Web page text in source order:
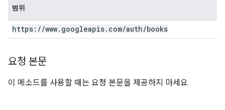
범위
https: //www. googleapis. com/auth/books
요청 본문
이 메소드를 사용할 때는 요청 본문을 제공하지 마세요.